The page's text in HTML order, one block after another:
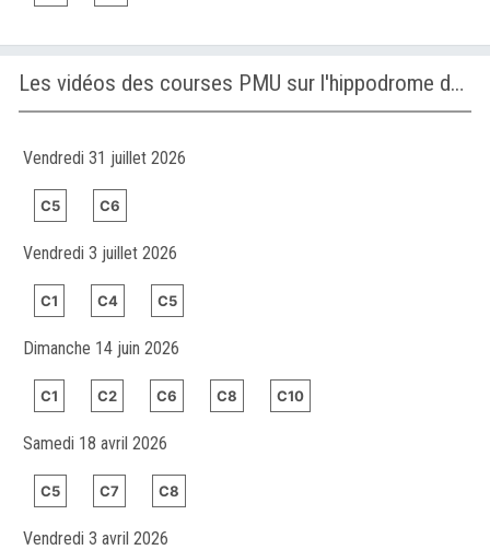
Les vidéos des courses PMU sur l'hippodrome de MANACOR
Vendredi 31 juillet 2026
C5 C6
Vendredi 3 juillet 2026
C1 C4 C5
Dimanche 14 juin 2026
C1 C2 C6 C8 C10
Samedi 18 avril 2026
C5 C7 C8
Vendredi 3 avril 2026